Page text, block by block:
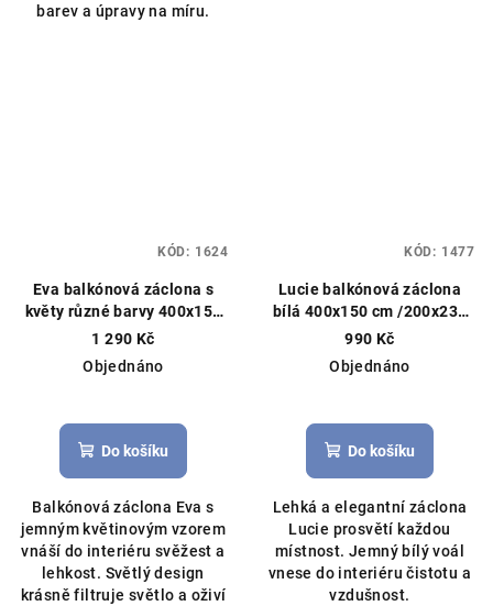
barev a úpravy na míru.
Eva balkónová záclona s
květy různé barvy 400x150
cm/ 200x230 cmČistý voál,
1 290 Kč
Objednáno
Do košíku
Balkónová záclona Eva s
jemným květinovým vzorem
vnáší do interiéru svěžest a
lehkost. Světlý design
krásně filtruje světlo a oživí
KÓD: 1624
Lucie balkónová záclona
bílá 400x150 cm /200x230
Čistý voál, můžeme ušít
990 Kč
Objednáno
hodnocení
produktu
z
5
hvězdiček.
Do košíku
Lehká a elegantní záclona
Lucie prosvětí každou
místnost. Jemný bílý voál
vnese do interiéru čistotu a
vzdušnost.
KÓD: 1477